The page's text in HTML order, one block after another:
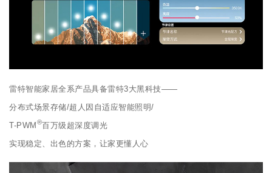
雷特智能家居全系产品具备雷特3大黑科技——
分布式场景存储/超人因自适应智能照明/
T-PWM®百万级超深度调光
实现稳定、出色的方案，让家更懂人心